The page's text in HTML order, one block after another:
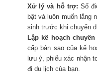
Xử lý và hỗ trợ: Số
bật và luôn muốn lắng
sinh trước khi chuyến
Lập kế hoạch
cấp bản sao của kế
lưu ý, phiếu xác nhận
đi du lịch của bạn.